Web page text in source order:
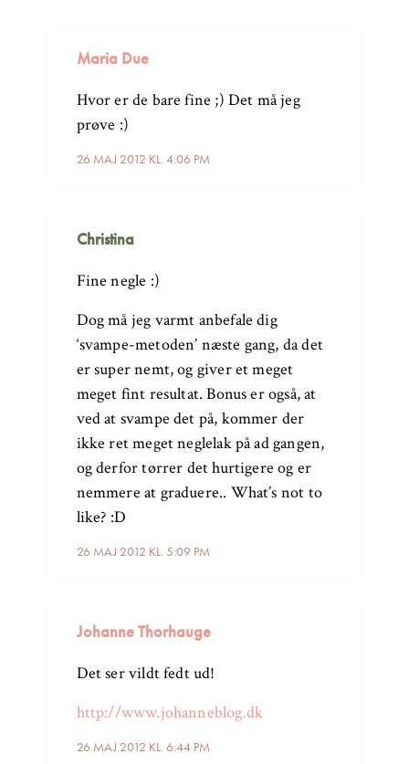
Maria Due
26 MAJ 2012 KL. 4:06 PM
Hvor er de bare fine ;) Det må jeg
prøve :)
Christina
26 MAJ 2012 KL. 5:09 PM
Fine negle :)
Dog må jeg varmt anbefale dig
‘svampe-metoden’ næste gang, da det
er super nemt, og giver et meget
meget fint resultat. Bonus er også, at
ved at svampe det på, kommer der
ikke ret meget neglelak på ad gangen,
og derfor tørrer det hurtigere og er
nemmere at graduere.. What’s not to
like? :D
Johanne Thorhauge
26 MAJ 2012 KL. 6:44 PM
Det ser vildt fedt ud!
http://www.johanneblog.dk